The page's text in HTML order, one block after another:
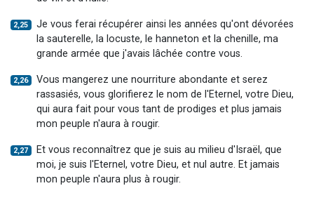
2,25
Je vous ferai récupérer ainsi les années qu'ont dévorées
la sauterelle, la locuste, le hanneton et la chenille, ma
grande armée que j'avais lâchée contre vous.
2,26
Vous mangerez une nourriture abondante et serez
rassasiés, vous glorifierez le nom de l'Eternel, votre Dieu,
qui aura fait pour vous tant de prodiges et plus jamais
mon peuple n'aura à rougir.
2,27
Et vous reconnaîtrez que je suis au milieu d'Israël, que
moi, je suis l'Eternel, votre Dieu, et nul autre. Et jamais
mon peuple n'aura plus à rougir.